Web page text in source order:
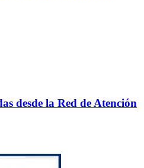
desde la Red de Atención